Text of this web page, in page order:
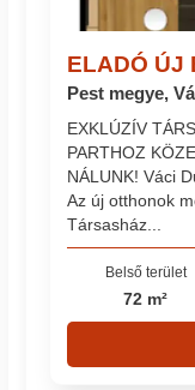
ELADÓ ÚJ
Pest megye,
EXKLÚZÍV
PARTHOZ
NÁLUNK! Váci
Az új otthonok
Társasház...
Belső terület
72 m²